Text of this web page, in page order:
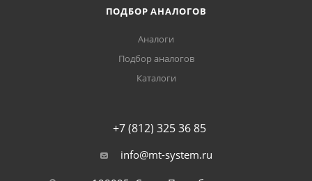
ПОДБОР АНАЛОГОВ
Аналоги
Подбор аналогов
Каталоги
+7 (812) 325 36 85
info@mt-system.ru